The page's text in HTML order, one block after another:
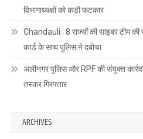
विभागाध्यक्षों को कड़ी फटकार
Chandauli : 8 राज्यों की साइबर टीम
कार्ड के साथ पुलिस ने दबोचा
अलीनगर पुलिस और RPF की संयुक्त
तस्कर गिरफ्तार
ARCHIVES